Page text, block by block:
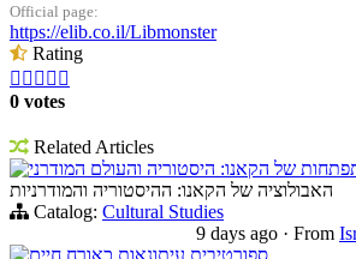
Official page:
https://elib.co.il/Libmonster
Rating
    
0 votes
Related Articles
של הקאנו: היסטוריה והעולם המודרני
האבולוציה של הקאנו: ההיסטוריה והמודרניות
Catalog: Cultural Studies
9 days ago · From
ספורטיבית עיתונאות כאורח חיים